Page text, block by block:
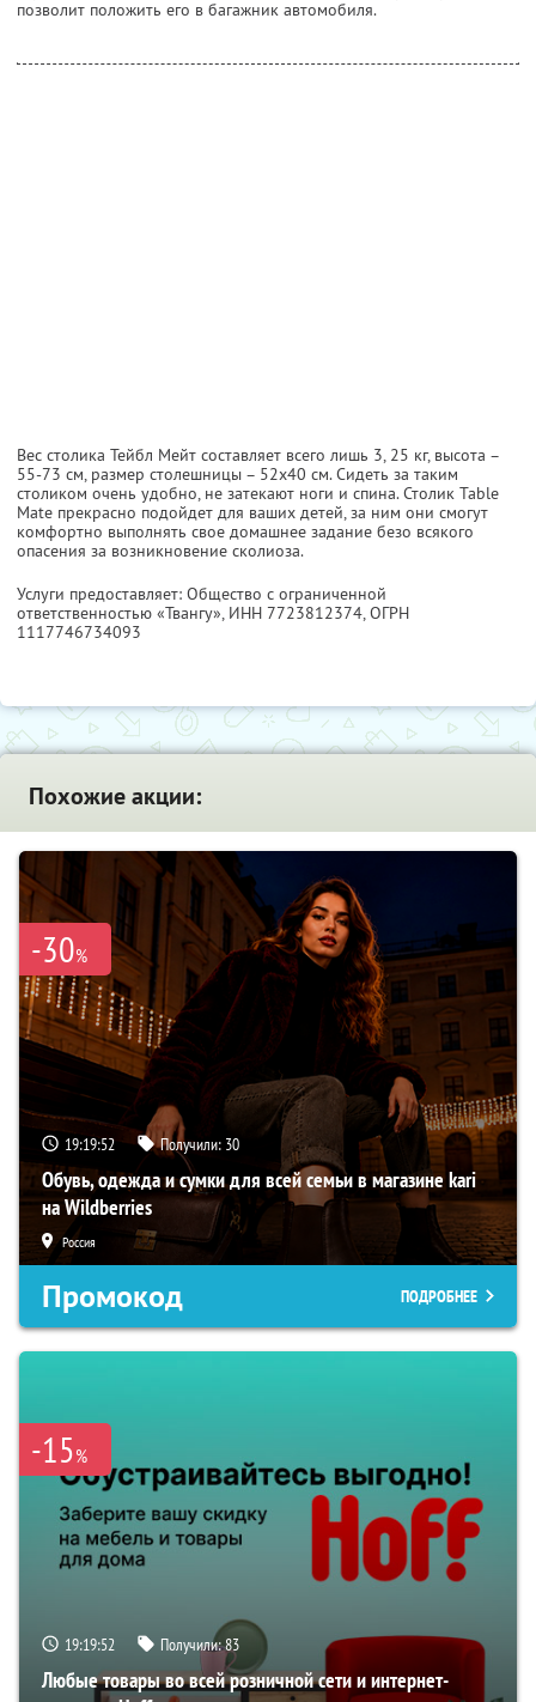
позволит положить его в багажник автомобиля.
Вес столика Тейбл Мейт составляет всего лишь 3, 25 кг, высота –
55-73 см, размер столешницы – 52х40 см. Сидеть за таким
столиком очень удобно, не затекают ноги и спина. Столик Table
Mate прекрасно подойдет для ваших детей, за ним они смогут
комфортно выполнять свое домашнее задание безо всякого
опасения за возникновение сколиоза.
Услуги предоставляет: Общество с ограниченной
ответственностью «Твангу», ИНН 7723812374, ОГРН
1117746734093
Похожие акции:
-30%
19:19:51 Получили: 30
Обувь, одежда и сумки для всей семьи в магазине kari
на Wildberries
Россия
Промокод ПОДРОБНЕЕ
-15%
19:19:51 Получили:83
Любые товары во всей розничной сети и интернет-